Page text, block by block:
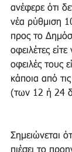
ανέφερε ότι
νέα ρύθμιση
προς το
οφειλέτες
οφειλές τους
κάποια από
(των 12 ή 24
Σημειώνεται